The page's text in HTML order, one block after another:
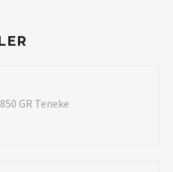
GR Teneke